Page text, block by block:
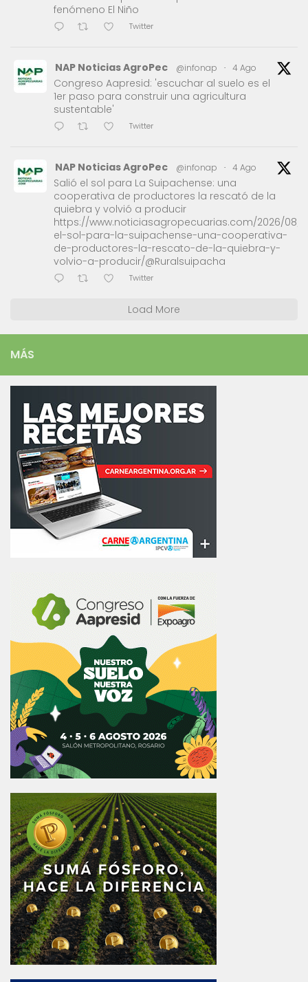
fenómeno El Niño
Twitter
NAP Noticias AgroPec @infonap · 4 Ago
Congreso Aapresid: 'escuchar al suelo es el
1er paso para construir una agricultura
sustentable'
Twitter
NAP Noticias AgroPec @infonap · 4 Ago
Salió el sol para La Suipachense: una
cooperativa de productores la rescató de la
quiebra y volvió a producir
https://www.noticiasagropecuarias.com/2026/08/
el-sol-para-la-suipachense-una-cooperativa-
de-productores-la-rescato-de-la-quiebra-y-
volvio-a-producir/@Ruralsuipacha
Twitter
Load More
MÁS